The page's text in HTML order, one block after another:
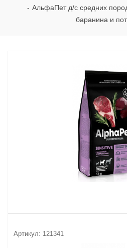
- АльфаПет д/с средних
баранина и
Артикул: 121341